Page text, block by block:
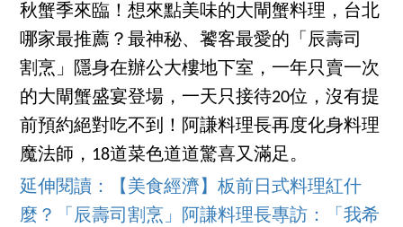
秋蟹季來臨！想來點美味的大閘蟹料理，台北
哪家最推薦？最神秘、饕客最愛的「辰壽司
割烹」隱身在辦公大樓地下室，一年只賣一次
的大閘蟹盛宴登場，一天只接待20位，沒有提
前預約絕對吃不到！阿謙料理長再度化身料理
魔法師，18道菜色道道驚喜又滿足。
延伸閱讀：【美食經濟】板前日式料理紅什
麼？「辰壽司割烹」阿謙料理長專訪：「我希